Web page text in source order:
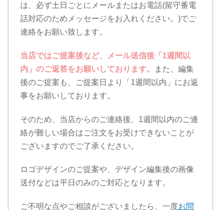
は、必ず土日ごとにメールまたはお電話(留守番電
話対応のためメッセージをお入れください。)でご
連絡をお願い致します。
当店ではご提案後など、メール送信後「1週間以
内」のご返答をお願いしております。
また、編集
後のご提案も、ご提案日より「1週間以内」にお返
事をお願いしております。
そのため、当店からのご連絡後、1週間以内のご連
絡が難しい場合はご注文をお受けできないことが
ございますのでご了承ください。
ロゴデザインのご提案や、デザイン編集後の画像
送付などは平日のみのご対応となります。
ご不明な点やご相談がございましたら、一度お問